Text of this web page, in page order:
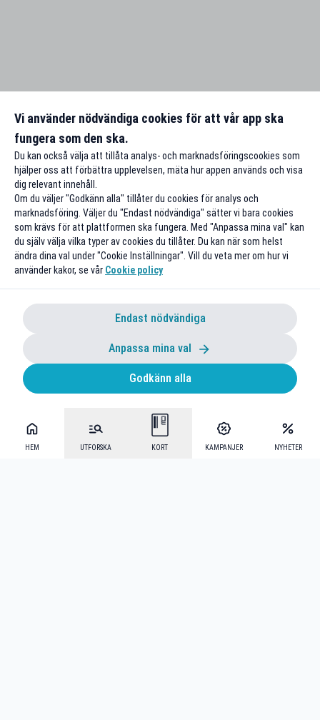
HEM UTFORSKA KORT KAMPANJER NYHETER
Vi använder nödvändiga cookies för att vår app ska
fungera som den ska.
Du kan också välja att tillåta analys- och marknadsföringscookies som
hjälper oss att förbättra upplevelsen, mäta hur appen används och visa
dig relevant innehåll.
Om du väljer "Godkänn alla" tillåter du cookies för analys och
marknadsföring. Väljer du "Endast nödvändiga" sätter vi bara cookies
som krävs för att plattformen ska fungera. Med "Anpassa mina val" kan
du själv välja vilka typer av cookies du tillåter. Du kan när som helst
ändra dina val under "Cookie Inställningar". Vill du veta mer om hur vi
använder kakor, se vår Cookie policy
Endast nödvändiga
Anpassa mina val
Godkänn alla